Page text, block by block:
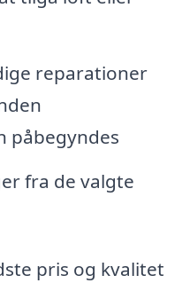
reparationer
påbegyndes
fra de valgte
pris og kvalitet